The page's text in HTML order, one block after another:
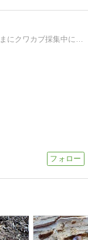
静岡で主にクワガタ採集をしています。たまにクワカブ採集中に出くわした生き物たちも紹介します。